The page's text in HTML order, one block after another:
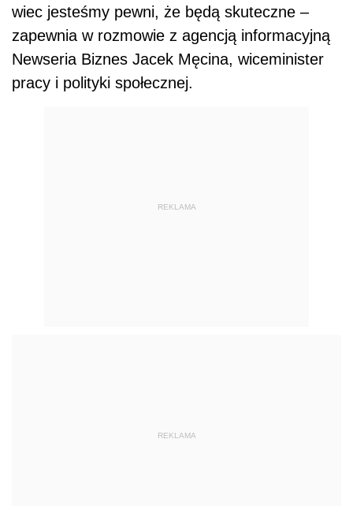
wiec jesteśmy pewni, że będą skuteczne –
zapewnia w rozmowie z agencją informacyjną
Newseria Biznes Jacek Męcina, wiceminister
pracy i polityki społecznej.
REKLAMA
REKLAMA